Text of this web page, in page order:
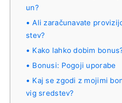
un?
Ali zaračunavate
stev?
Kako lahko dobim
Bonusi: Pogoji uporabe
Kaj se zgodi z mojimi
vig sredstev?